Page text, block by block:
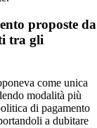
proposte da
tra gli
come unica
modalità più
di pagamento
a dubitare